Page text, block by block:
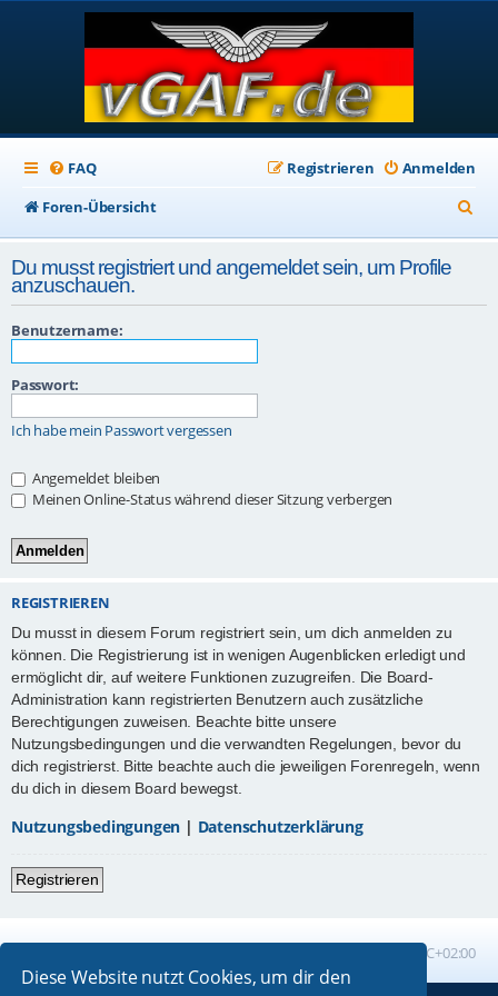
Diese Website nutzt Cookies, um dir den
FAQ Anmelden
Registrieren
Foren-Übersicht
u
h
Du musst registriert und angemeldet sein, um Profile
anzuschauen.
Benutzername:
Passwort:
Ich habe mein Passwort vergessen
Angemeldet bleiben
Meinen Online-Status während dieser Sitzung verbergen
REGISTRIEREN
Du musst in diesem Forum registriert sein, um dich anmelden zu
können. Die Registrierung ist in wenigen Augenblicken erledigt und
ermöglicht dir, auf weitere Funktionen zuzugreifen. Die Board-
Administration kann registrierten Benutzern auch zusätzliche
Berechtigungen zuweisen. Beachte bitte unsere
Nutzungsbedingungen und die verwandten Regelungen, bevor du
dich registrierst. Bitte beachte auch die jeweiligen Forenregeln, wenn
du dich in diesem Board bewegst.
Nutzungsbedingungen | Datenschutzerklärung
Registrieren
UTC+02:00